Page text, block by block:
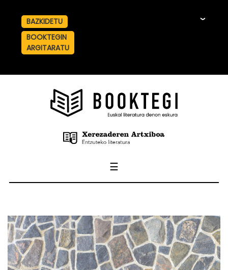
BAZKIDETU
BOOKTEGIN
ARGITARATU
☰